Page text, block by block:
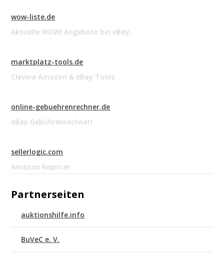
wow-liste.de
Aktuelle WOW! Angebote bei eBay.
marktplatz-tools.de
Clevere Amazon & eBay Tools
online-gebuehrenrechner.de
eBay Gebührenrechner!
sellerlogic.com
Amazon Repricer
Partnerseiten
auktionshilfe.info
BuVeC e. V.